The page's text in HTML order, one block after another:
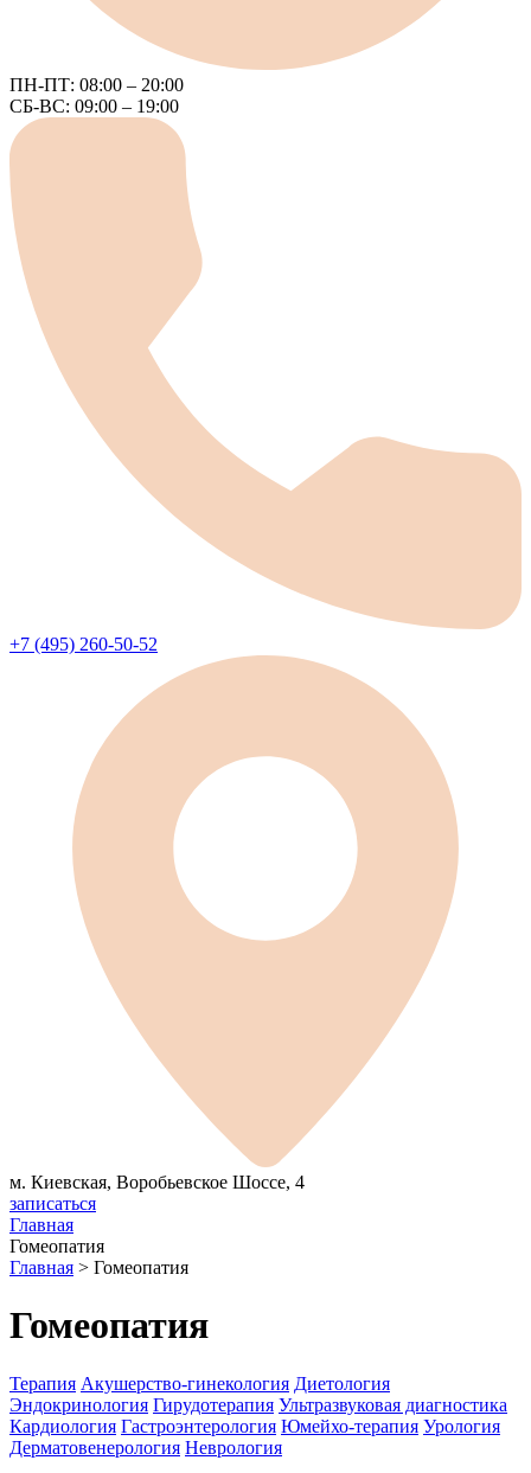
ПН-ПТ: 08:00 – 20:00
СБ-ВС: 09:00 – 19:00
+7 (495) 260-50-52
м. Киевская, Воробьевское Шоссе, 4
записаться
Главная
Гомеопатия
Главная > Гомеопатия
Гомеопатия
Терапия Акушерство-гинекология Диетология
Эндокринология Гирудотерапия Ультразвуковая диагностика
Кардиология Гастроэнтерология Юмейхо-терапия Урология
Дерматовенерология Неврология